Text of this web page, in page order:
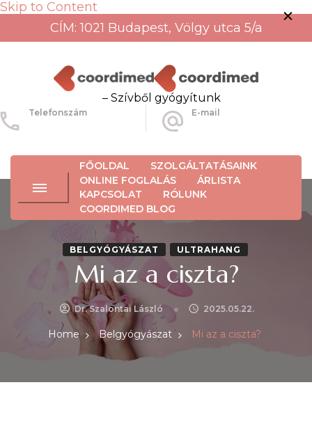
Skip to Content
CÍM: 1021 Budapest, Völgy utca 5/a
– Szívből gyógyítunk
Telefonszám E-mail
FŐOLDAL
SZOLGÁLTATÁSAINK
ONLINE FOGLALÁS
ÁRLISTA
KAPCSOLAT
RÓLUNK
COORDIMED BLOG
BELGYÓGYÁSZAT ULTRAHANG
Mi az a ciszta?
Dr. Szalontai László 2025.05.22.
Home Belgyógyászat Mi az a ciszta?